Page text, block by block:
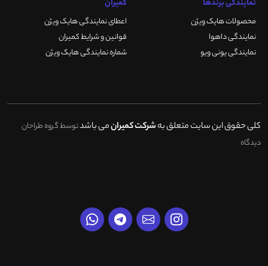
نمایندگی برندها
محصولات هایک ویژن
نمایندگی داهوا
نمایندگی یونی ویو
کمیران
اعطای نمایندگی هایک ویژن
قوانین و شرایط کمیران
شماره نمایندگی هایک ویژن
کلی حقوق این سایت متعلق بهشرکت کمیرانمی باشدتوسط گروه طراحان
دیدگاه